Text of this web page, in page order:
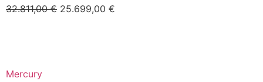
32.811,00€ 25.699,00 €
Mercury